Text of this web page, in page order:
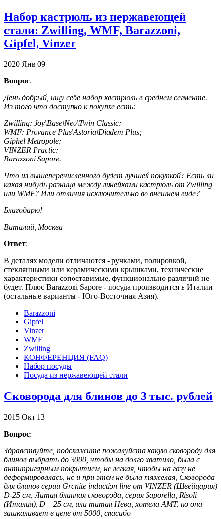
Набор кастрюль из нержавеющей
стали: Zwilling, WMF, Barazzoni,
Gipfel, Vinzer
2020 Янв 09
Вопрос:
День добрый, ищу себе набор кастрюль в среднем сегменте.
Из того что доступно к покупке есть:
Zwilling: Joy\Base\Neo\Twin Classic;
WMF: Provance Plus\Astoria\Diadem Plus;
Giphel Metropole;
VINZER Practic;
Barazzoni Sapore.
Что из вышеперечисленного будет лучшей покупкой? Есть ли
какая нибудь разница между линейками кастрюль от Zwilling
или WMF? Или отличия исключительно во внешнем виде?
Благодарю!
Виталий, Москва
Ответ:
В деталях модели отличаются - ручками, полировкой,
стеклянными или керамическими крышками, технические
характеристики сопоставимые, функционально различий не
будет. Плюс Barazzoni Sapore - посуда производится в Италии
(остальные варианты - Юго-Восточная Азия).
Barazzoni
Gipfel
Vinzer
WMF
Zwilling
КОНФЕРЕНЦИЯ (FAQ)
Набор посуды
Посуда из нержавеющей стали
Сковорода для блинов до 3 тыс. рублей
2015 Окт 13
Вопрос:
Здравствуйте, подскажите пожалуйста какую сковороду для
блинов выбрать до 3000, чтобы на долго хватило, была с
антипригарным покрытием, не легкая, чтобы на газу не
деформировалась, но и при этом не была тяжелая, Сковорода
для блинов серии Granite induction line от VINZER (Швейцария)
D-25 см, Литая блинная сковорода, серия Saporella, Risoli
(Италия), D – 25 см, или титан Нева, хотела АМТ, но она
зашкаливает в цене от 5000, спасибо